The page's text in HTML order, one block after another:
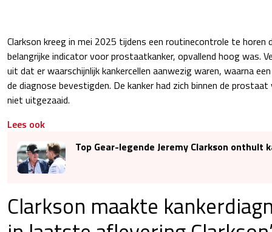
Clarkson kreeg in mei 2025 tijdens een routinecontrole te horen
belangrijke indicator voor prostaatkanker, opvallend hoog was.
uit dat er waarschijnlijk kankercellen aanwezig waren, waarna
de diagnose bevestigden. De kanker had zich binnen de
niet uitgezaaid.
Lees ook
Top Gear-legende Jeremy Clarkson onthult
Clarkson maakte